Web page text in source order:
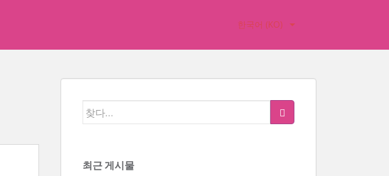
한국어 (KO)
검
최근 게시물